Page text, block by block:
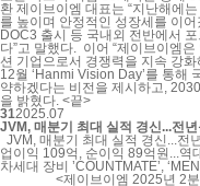
환 제이브이엠 대표는 “지난해에
를 높이며 안정적인 성장세를 이어
DOC3 출시 등 국내외 전반에서
다”고 말했다. 이어 “제이브이엠
션 기업으로서 경쟁력을 지속 강
12월 ‘Hanmi Vision Day’를 통해
약하겠다는 비전을 제시하고,
을 밝혔다. <끝>
312025.07
JVM, 매분기 최대 실적 경신...전
JVM, 매분기 최대 실적 경신...
업이익 109억, 순이익 89억원...역
차세대 장비
<제이브이엠